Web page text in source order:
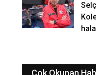
Çok Okunan